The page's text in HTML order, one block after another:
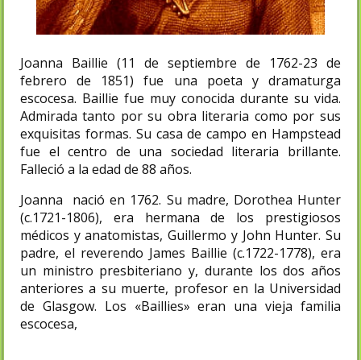
Joanna Baillie (11 de septiembre de 1762-23 de
febrero de 1851) fue una poeta y dramaturga
escocesa.​ Baillie fue muy conocida durante su vida.
Admirada tanto por su obra literaria como por sus
exquisitas formas.​ Su casa de campo en Hampstead
fue el centro de una sociedad literaria brillante.
Falleció a la edad de 88 años.
Joanna nació en 1762. Su madre, Dorothea Hunter
(c.1721-1806), era hermana de los prestigiosos
médicos y anatomistas, Guillermo y John Hunter. Su
padre, el reverendo James Baillie (c.1722-1778), era
un ministro presbiteriano y, durante los dos años
anteriores a su muerte, profesor en la Universidad
de Glasgow. Los «Baillies» eran una vieja familia
escocesa,